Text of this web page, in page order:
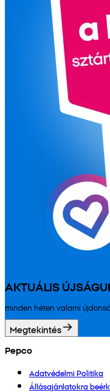
AKTUÁLIS
minden héten valami
Megtekintés
Pepco
Adatvédelmi Politika
Állásajánlatokra